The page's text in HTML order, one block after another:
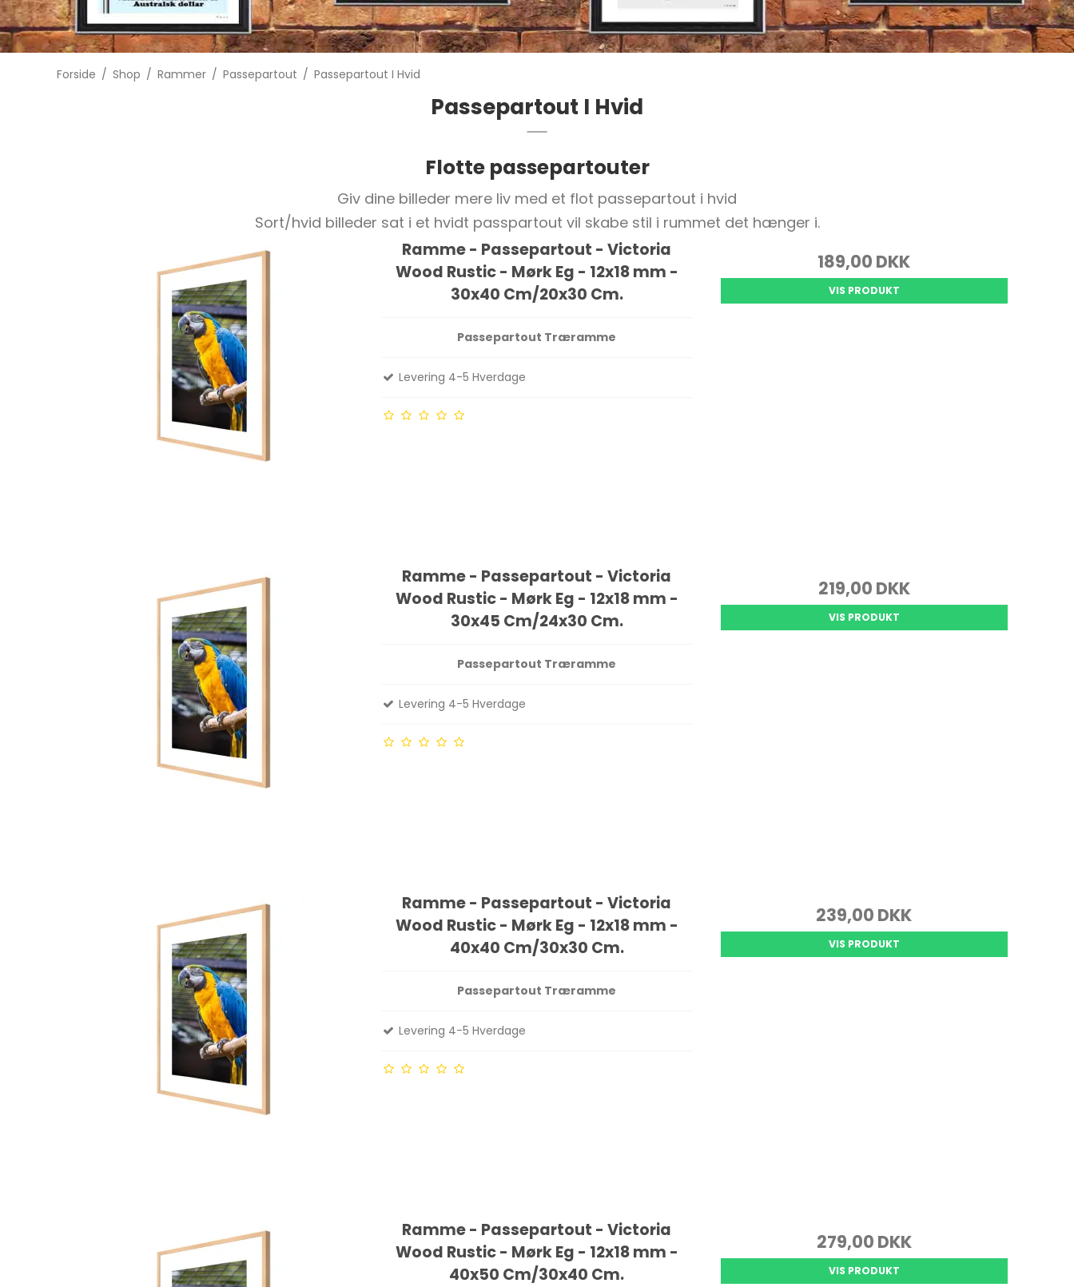
Rammer i 20x30 Cm.
Rammer i 24x30 Cm.
Rammer i 40x60 Cm.
Rammer i 50x60 Cm.
Rammer i 50x70 Cm.
Forside / Shop / Rammer / Passepartout / Passepartout I Hvid
Passepartout I Hvid
Flotte passepartouter
Giv dine billeder mere liv med et flot passepartout i hvid
Sort/hvid billeder sat i et hvidt passpartout vil skabe stil i rummet det hænger i.
Ramme - Passepartout - Victoria
Wood Rustic - Mørk Eg - 12x18 mm -
30x40 Cm/20x30 Cm.
Passepartout Træramme
Levering 4-5 Hverdage
189,00 DKK
VIS PRODUKT
Ramme - Passepartout - Victoria
Wood Rustic - Mørk Eg - 12x18 mm -
30x45 Cm/24x30 Cm.
Passepartout Træramme
Levering 4-5 Hverdage
219,00 DKK
VIS PRODUKT
Ramme - Passepartout - Victoria
Wood Rustic - Mørk Eg - 12x18 mm -
40x40 Cm/30x30 Cm.
Passepartout Træramme
Levering 4-5 Hverdage
239,00 DKK
VIS PRODUKT
Ramme - Passepartout - Victoria
Wood Rustic - Mørk Eg - 12x18 mm -
40x50 Cm/30x40 Cm.
279,00 DKK
VIS PRODUKT